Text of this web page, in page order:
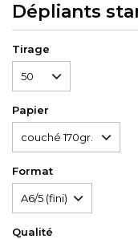
Dépliants
Tirage
Papier
Format
Qualité